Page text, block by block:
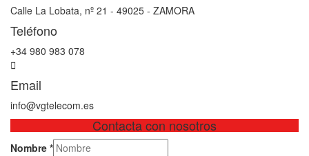
Calle La Lobata, nº 21 - 49025 - ZAMORA
Teléfono
+34 980 983 078
Email
info@vgtelecom.es
Contacta con nosotros
Nombre *